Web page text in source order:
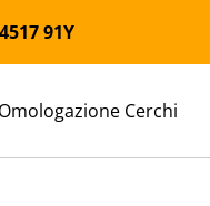
91Y
Omologazione Cerchi